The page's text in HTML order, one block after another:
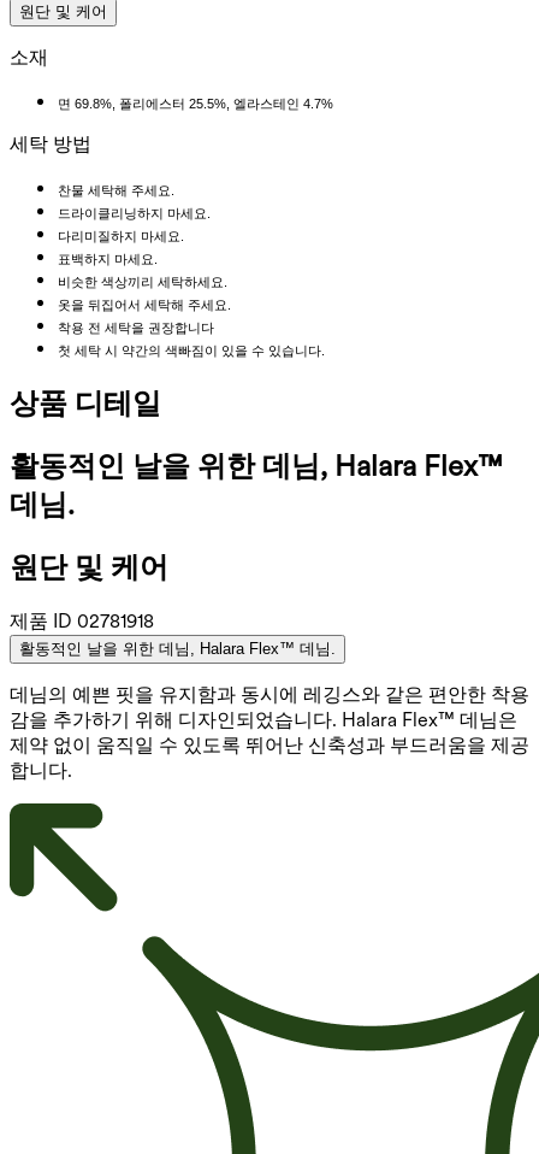
원단 및 케어
소재
면 69.8%, 폴리에스터 25.5%, 엘라스테인 4.7%
세탁 방법
찬물 세탁해 주세요.
드라이클리닝하지 마세요.
다리미질하지 마세요.
표백하지 마세요.
비슷한 색상끼리 세탁하세요.
옷을 뒤집어서 세탁해 주세요.
착용 전 세탁을 권장합니다
첫 세탁 시 약간의 색빠짐이 있을 수 있습니다.
상품 디테일
활동적인 날을 위한 데님, Halara Flex™
데님.
원단 및 케어
제품 ID 02781918
활동적인 날을 위한 데님, Halara Flex™ 데님.
데님의 예쁜 핏을 유지함과 동시에 레깅스와 같은 편안한 착용
감을 추가하기 위해 디자인되었습니다. Halara Flex™ 데님은
제약 없이 움직일 수 있도록 뛰어난 신축성과 부드러움을 제공
합니다.